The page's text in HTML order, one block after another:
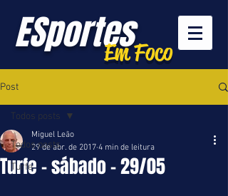
ESportesEm Foco
Post
Todos posts
Turfe
Todos posts
Turfe - sábado - 29/05
Miguel Leão
29 de abr. de 2017 4 min de leitura